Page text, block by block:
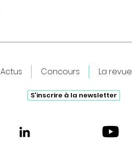
Actus Concours La revue
S'inscrire à la newsletter